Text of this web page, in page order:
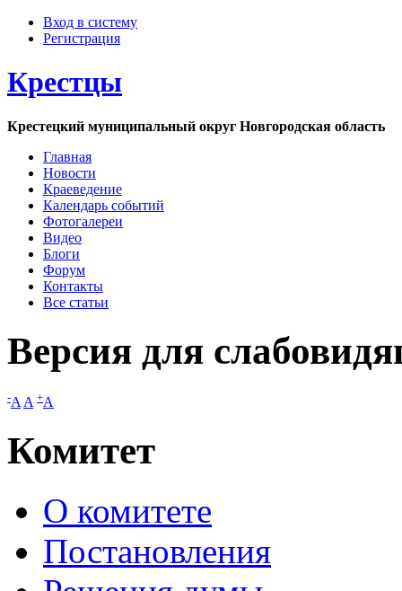
Вход в систему
Регистрация
Крестцы
Крестецкий муниципальный округ Новгородская область
Главная
Новости
Краеведение
Календарь событий
Фотогалереи
Видео
Блоги
Форум
Контакты
Все статьи
Версия для
-A A +A
Комитет
О комитете
Постановления